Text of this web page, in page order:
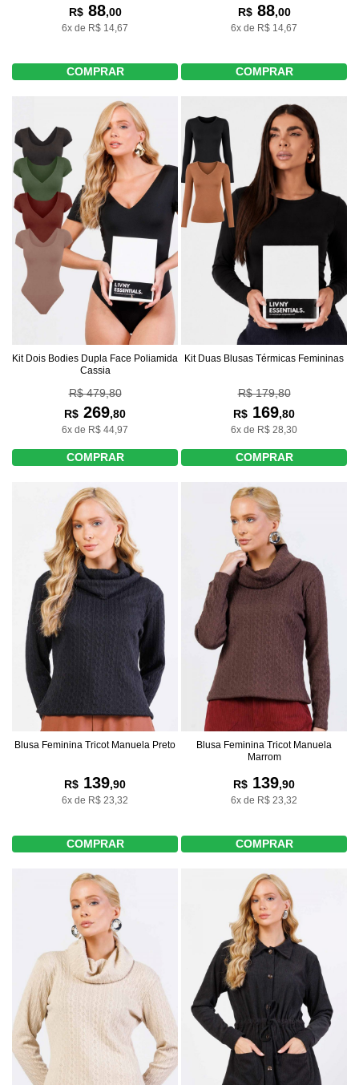
R$88,00
6x de R$ 14,67
COMPRAR
R$88,00
6x de R$ 14,67
COMPRAR
Kit Dois Bodies Dupla Face Poliamida
Cassia
R$ 479,80
R$ 269,80
6x de R$ 44,97
COMPRAR
Kit Duas Blusas Térmicas Femininas
R$ 179,80
R$ 169,80
6x de R$ 28,30
COMPRAR
Blusa Feminina Tricot Manuela Preto
R$ 139,90
6x de R$ 23,32
COMPRAR
Blusa Feminina Tricot Manuela
Marrom
R$ 139,90
6x de R$ 23,32
COMPRAR